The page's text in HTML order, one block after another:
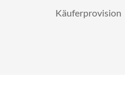
Käuferprovision